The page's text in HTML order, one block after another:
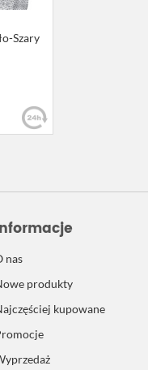
Szary
nas
produkty
kupowane